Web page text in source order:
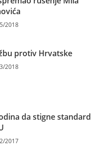
2018
protiv Hrvatske
2018
da stigne standard
2017